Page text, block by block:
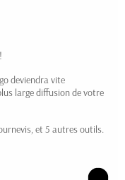
deviendra vite
large diffusion de votre
et 5 autres outils.